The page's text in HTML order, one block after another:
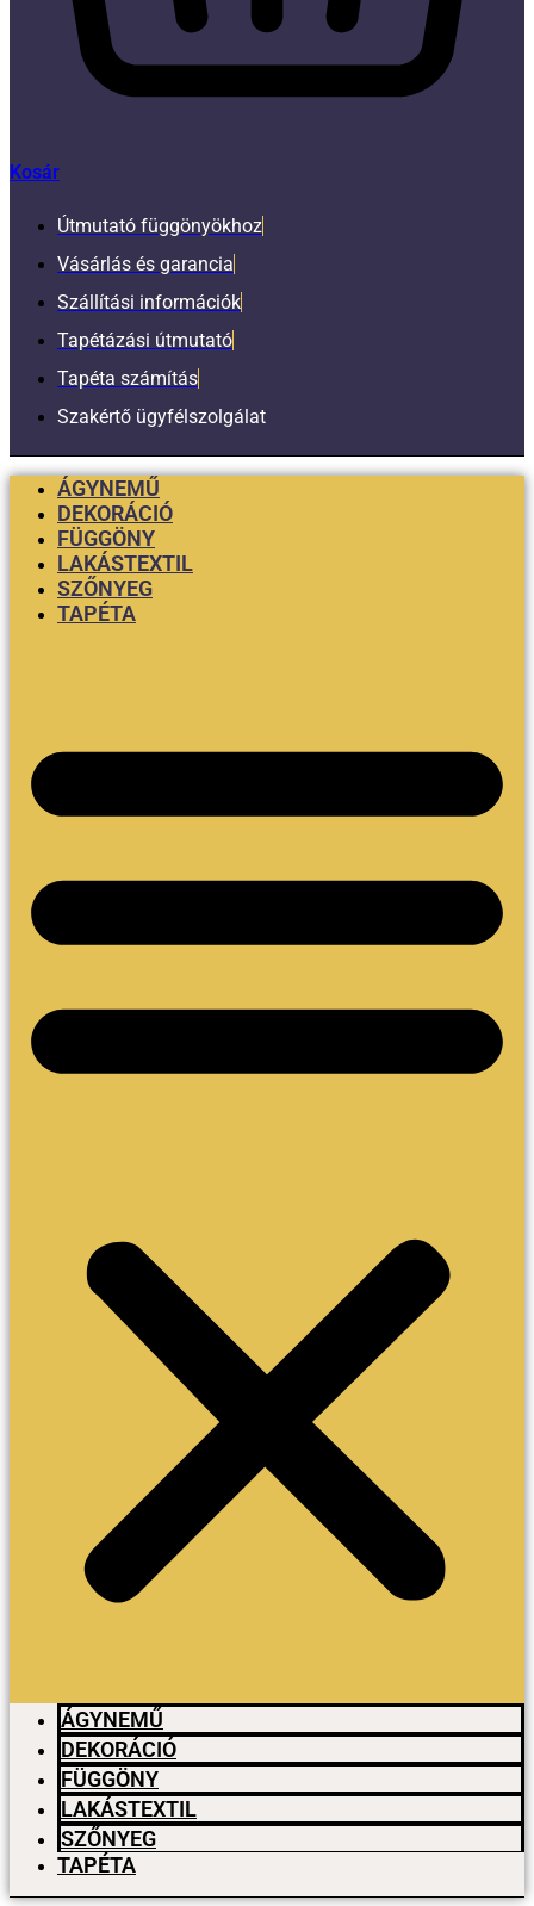
Kosár
Útmutató függönyökhoz
Vásárlás és garancia
Szállítási információk
Tapétázási útmutató
Tapéta számítás
Szakértő ügyfélszolgálat
ÁGYNEMŰ
DEKORÁCIÓ
FÜGGÖNY
LAKÁSTEXTIL
SZŐNYEG
TAPÉTA
ÁGYNEMŰ
DEKORÁCIÓ
FÜGGÖNY
LAKÁSTEXTIL
SZŐNYEG
TAPÉTA